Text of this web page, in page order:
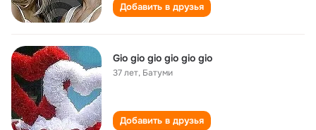
Добавить в друзья
Gio gio gio gio gio gio
37 лет, Батуми
Добавить в друзья